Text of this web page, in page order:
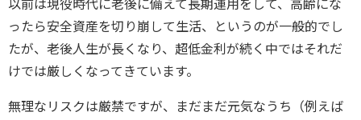
以前は現役時代に老後に備えて長期運用をして、高齢にな
ったら安全資産を切り崩して生活、というのが一般的でし
たが、老後人生が長くなり、超低金利が続く中ではそれだ
けでは厳しくなってきています。
無理なリスクは厳禁ですが、まだまだ元気なうち（例えば